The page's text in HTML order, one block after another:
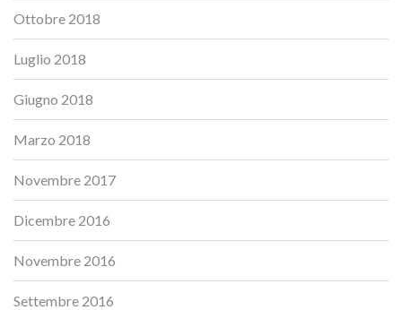
Ottobre 2018
Luglio 2018
Giugno 2018
Marzo 2018
Novembre 2017
Dicembre 2016
Novembre 2016
Settembre 2016